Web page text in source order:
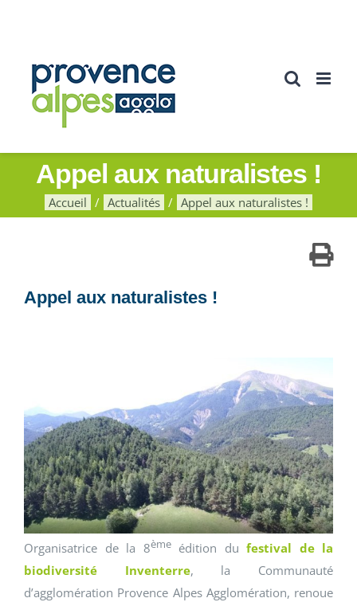
Appel aux naturalistes !
Accueil Actualités Appel aux naturalistes !
Appel aux naturalistes !
Organisatrice de la 8èmeédition du festival de la
biodiversité Inventerre, la Communauté
d’agglomération Provence Alpes Agglomération, renoue